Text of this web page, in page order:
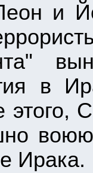
и
в
этого,
Ирака.